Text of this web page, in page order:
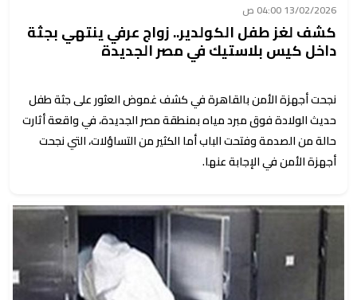
13/02/2026 04:00 ص
كشف لغز طفل الكولدير.. زواج عرفي ينتهي بجثة
داخل كيس بلاستيك في مصر الجديدة
نجحت أجهزة الأمن بالقاهرة في كشف غموض العثور على جثة طفل
حديث الولادة فوق مبرد مياه بمنطقة مصر الجديدة، في واقعة أثارت
حالة من الصدمة وفتحت الباب أما الكثير من التساؤلات، التي نجحت
أجهزة الأمن في الإجابة عنها.